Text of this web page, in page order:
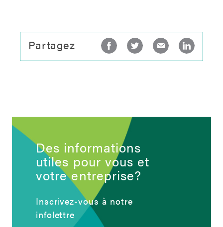
Partagez
Des informations
utiles pour vous et
votre entreprise?
Inscrivez-vous à notre
infolettre